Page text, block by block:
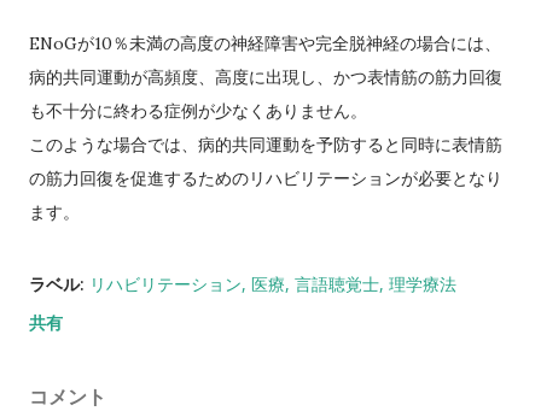
ENoGが10％未満の高度の神経障害や完全脱神経の場合には、
病的共同運動が高頻度、高度に出現し、かつ表情筋の筋力回復
も不十分に終わる症例が少なくありません。
このような場合では、病的共同運動を予防すると同時に表情筋
の筋力回復を促進するためのリハビリテーションが必要となり
ます。
ラベル: リハビリテーション 医療 言語聴覚士 理学療法
共有
コメント